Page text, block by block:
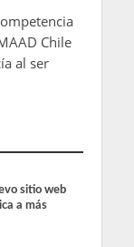
Chile
al ser
sitio web
a más